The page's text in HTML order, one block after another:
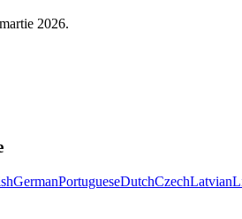
2026.
GermanPortugueseDutchCzechLatvian